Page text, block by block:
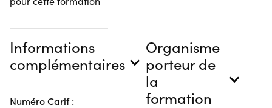
Informations
complémentaires
Numéro Carif :
Organisme
porteur de
la
formation